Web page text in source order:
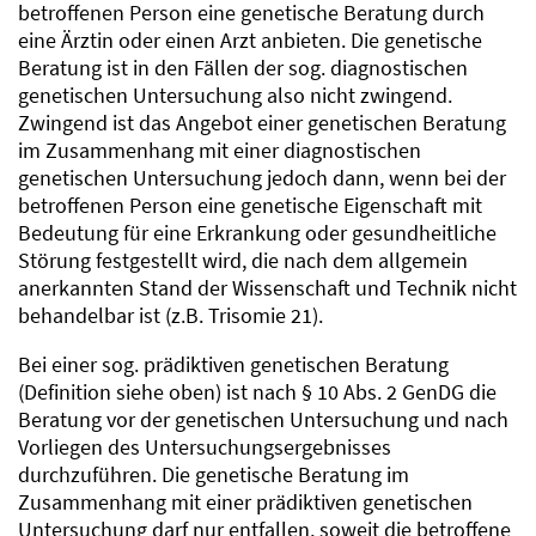
betroffenen Person eine genetische Beratung durch
eine Ärztin oder einen Arzt anbieten. Die genetische
Beratung ist in den Fällen der sog. diagnostischen
genetischen Untersuchung also nicht zwingend.
Zwingend ist das Angebot einer genetischen Beratung
im Zusammenhang mit einer diagnostischen
genetischen Untersuchung jedoch dann, wenn bei der
betroffenen Person eine genetische Eigenschaft mit
Bedeutung für eine Erkrankung oder gesundheitliche
Störung festgestellt wird, die nach dem allgemein
anerkannten Stand der Wissenschaft und Technik nicht
behandelbar ist (z.B. Trisomie 21).
Bei einer sog. prädiktiven genetischen Beratung
(Definition siehe oben) ist nach § 10 Abs. 2 GenDG die
Beratung vor der genetischen Untersuchung und nach
Vorliegen des Untersuchungsergebnisses
durchzuführen. Die genetische Beratung im
Zusammenhang mit einer prädiktiven genetischen
Untersuchung darf nur entfallen, soweit die betroffene